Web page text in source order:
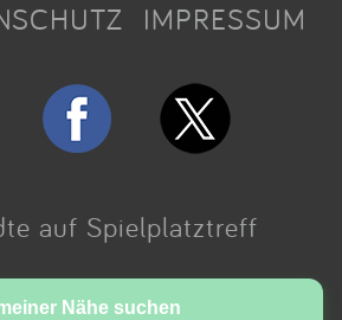
Nähe suchen
IMPRESSUM
auf Spielplatztreff
love in Cologne.